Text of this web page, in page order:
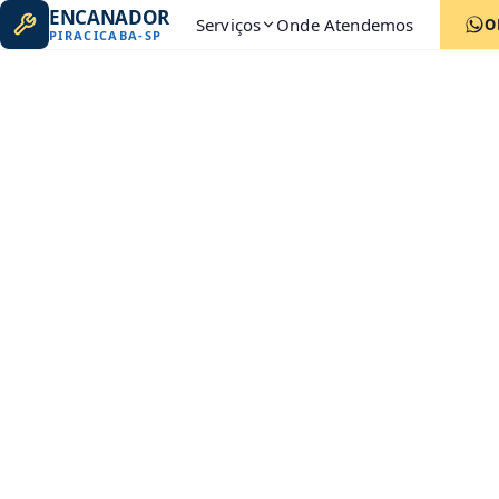
ENCANADOR
PIRACICABA-SP Serviços Onde Atendemos